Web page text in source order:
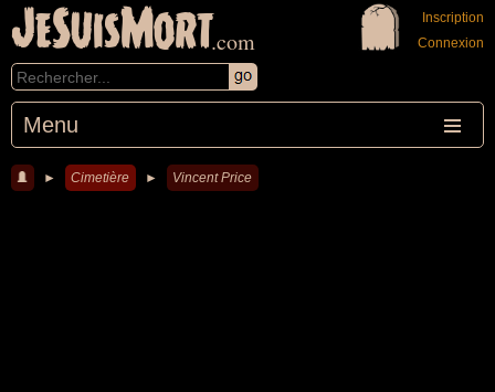
JeSuisMort.com
Menu
Inscription
Connexion
► Cimetière ► Vincent Price